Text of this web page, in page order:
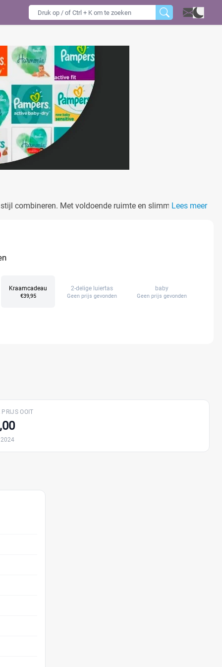
combineren. Met voldoende ruimte en slimme vakken is
Lees meer
Kraamcadeau
€39,95
2-delige luiertas
Geen prijs gevonden
baby
Geen prijs gevonden
PRIJS OOIT